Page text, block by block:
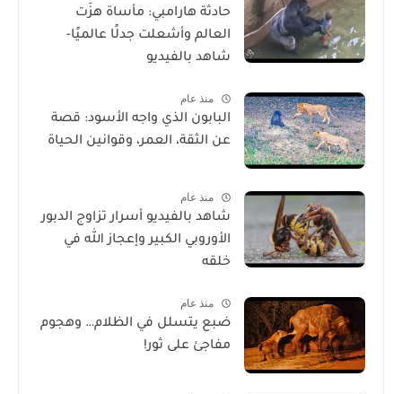
حادثة هارامبي: مأساة هزّت
العالم وأشعلت جدلًا عالميًا-
شاهد بالفيديو
منذ عام
البابون الذي واجه الأسود: قصة
عن الثقة، العمر، وقوانين الحياة
منذ عام
شاهد بالفيديو أسرار تزاوج الدبور
الأوروبي الكبير وإعجاز الله في
خلقه
منذ عام
ضبع يتسلل في الظلام… وهجوم
مفاجئ على ثور!